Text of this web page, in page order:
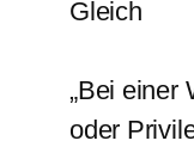
Gleich
„Bei einer
oder